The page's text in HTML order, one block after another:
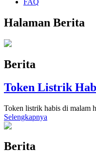
FAQ
Halaman Berita
Berita
Token Listrik
Token listrik habis di malam
Selengkapnya
Berita